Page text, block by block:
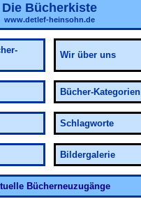
Die Bücherkiste
www.detlef-heinsohn.de
Wir über uns
Bücher-Kategorien
Schlagworte
Bildergalerie
Bücherneuzugänge